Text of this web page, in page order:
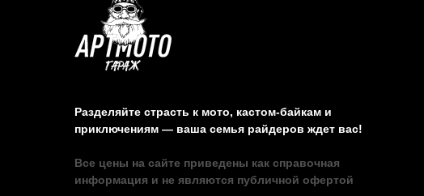
Разделяйте страсть к мото, кастом-байкам и
приключениям — ваша семья райдеров ждет вас!
Все цены на сайте приведены как справочная
информация и не являются публичной офертой